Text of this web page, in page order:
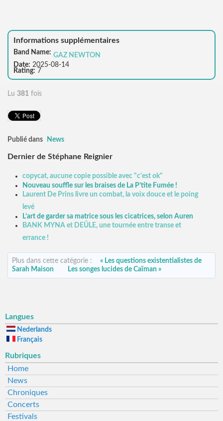
Informations supplémentaires
Band Name: GAZ NEWTON
Date: 2025-08-14
Rating: 7
Lu 381 fois
Publié dans News
Dernier de Stéphane Reignier
copycat, aucune copie possible avec "c'est ok"
Nouveau souffle sur les braises de La P’tite Fumée !
Laurent De Prins livre un combat, la voix douce et le poing
levé
L’art de garder sa matrice sous les cicatrices, selon Auren
BANK MYNA et DEÛLE, une tournée entre transe et
errance !
Plus dans cette catégorie :
« Les questions existentialistes de
Sarah Maison
Les songes lucides de Caïman »
Langues
Nederlands
Français
Rubriques
Home
News
Chroniques
Concerts
Festivals